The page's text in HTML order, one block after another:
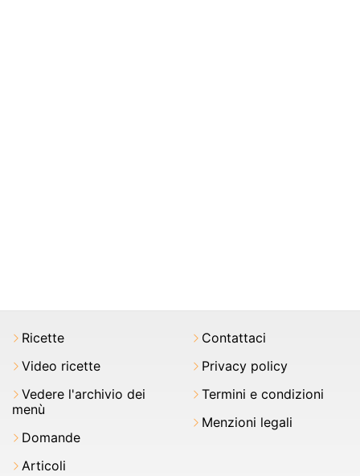
Ricette
Video ricette
Vedere l'archivio dei
menù
Domande
Articoli
Contattaci
Privacy policy
Termini e condizioni
Menzioni legali